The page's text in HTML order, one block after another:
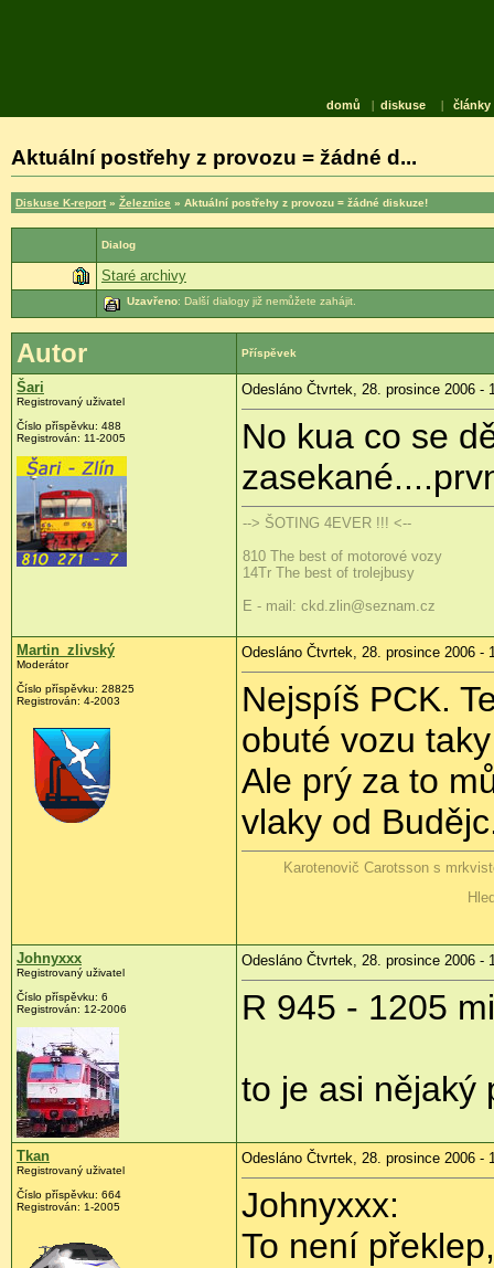
domů | diskuse | články
Aktuální postřehy z provozu = žádné d...
Diskuse K-report » Železnice » Aktuální postřehy z provozu = žádné diskuze!
Dialog
Staré archivy
Uzavřeno: Další dialogy již nemůžete zahájit.
Autor Příspěvek
Šari
Registrovaný uživatel
Číslo příspěvku: 488
Registrován: 11-2005
Odesláno Čtvrtek, 28. prosince 2006 -
No kua co se
--> ŠOTING 4EVER !!! <--
810 The best of motorové vozy
14Tr The best of trolejbusy
E - mail: ckd.zlin@seznam.cz
Martin_zlivský
Moderátor
Číslo příspěvku: 28825
Registrován: 4-2003
Odesláno Čtvrtek, 28. prosince 2006 -
Nejspíš PCK.
obuté vozu
Ale prý za to
vlaky od
Karotenovič Carotsson s
Johnyxxx
Registrovaný uživatel
Číslo příspěvku: 6
Registrován: 12-2006
Odesláno Čtvrtek, 28. prosince 2006 -
R 945 - 1205
to je asi nějaký
Tkan
Registrovaný uživatel
Číslo příspěvku: 664
Registrován: 1-2005
Odesláno Čtvrtek, 28. prosince 2006 -
Johnyxxx:
To není